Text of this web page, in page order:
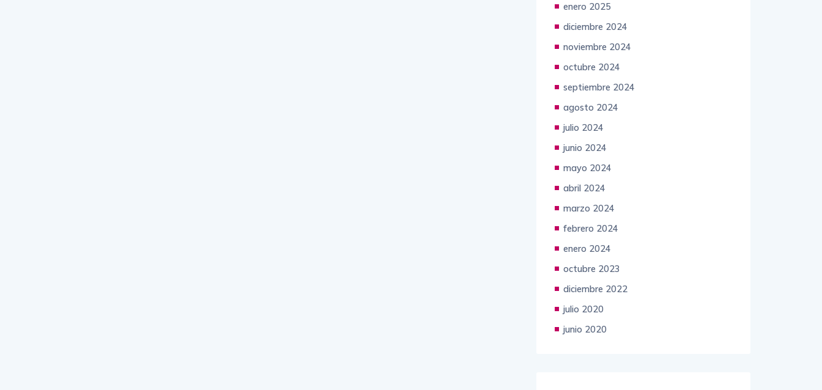
enero 2025
diciembre 2024
noviembre 2024
octubre 2024
septiembre 2024
agosto 2024
julio 2024
junio 2024
mayo 2024
abril 2024
marzo 2024
febrero 2024
enero 2024
octubre 2023
diciembre 2022
julio 2020
junio 2020